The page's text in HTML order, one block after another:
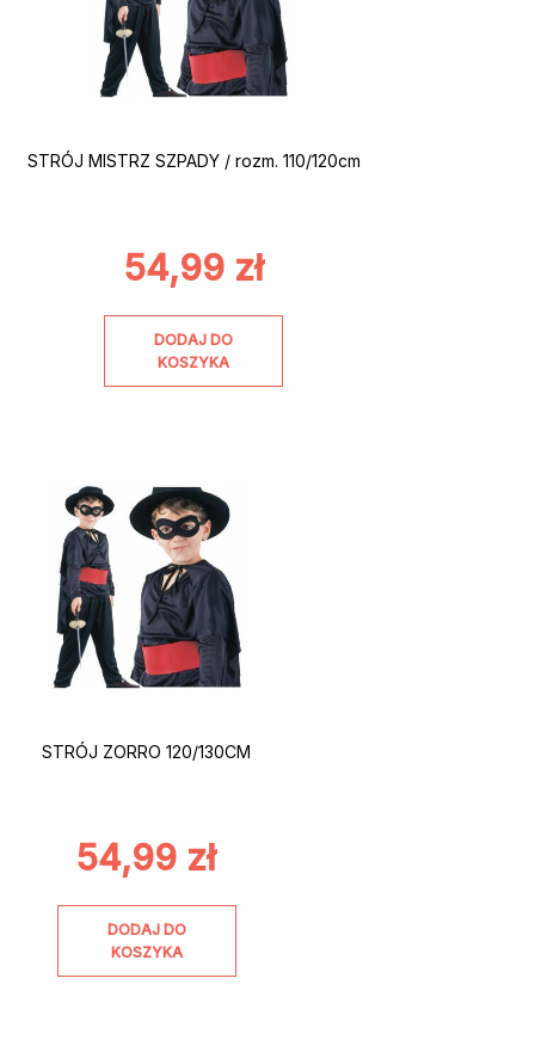
STRÓJ MISTRZ SZPADY / rozm. 110/120cm
54,99 zł
DODAJ DO
KOSZYKA
STRÓJ ZORRO 120/130CM
54,99 zł
DODAJ DO
KOSZYKA